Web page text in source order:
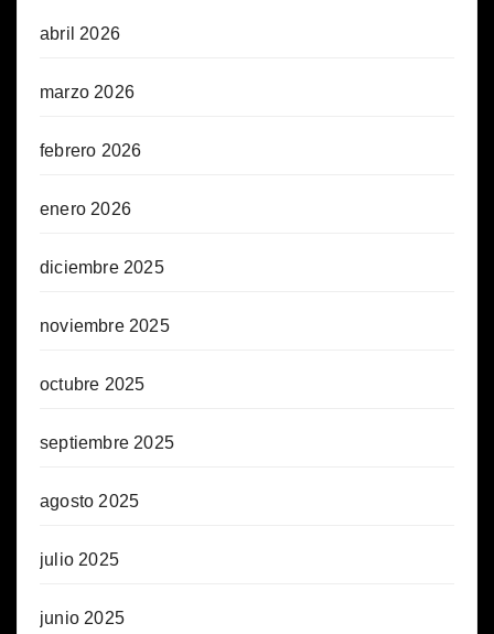
abril 2026
marzo 2026
febrero 2026
enero 2026
diciembre 2025
noviembre 2025
octubre 2025
septiembre 2025
agosto 2025
julio 2025
junio 2025